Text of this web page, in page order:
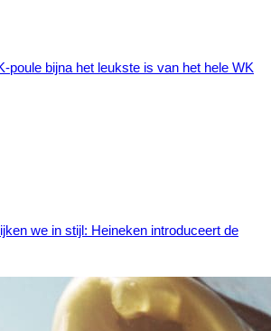
poule bijna het leukste is van het hele WK
we in stijl: Heineken introduceert de